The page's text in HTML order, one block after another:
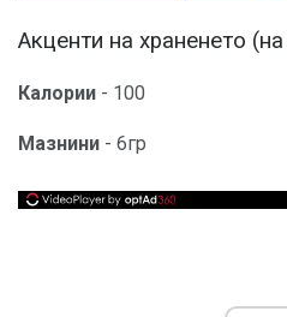
Акценти на храненето
Калории - 100
Мазнини - 6гр